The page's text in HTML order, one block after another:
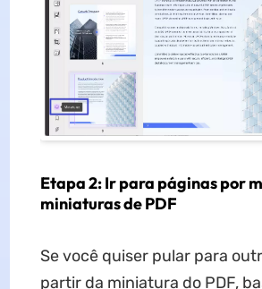
Etapa 2: Ir para páginas por
miniaturas de PDF
Se você quiser pular para
partir da miniatura do PDF,